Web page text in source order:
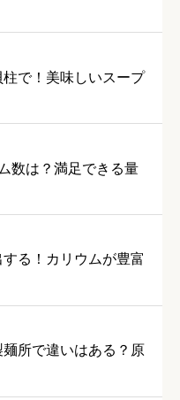
で！美味しいスープ
数は？満足できる量
る！カリウムが豊富
所で違いはある？原